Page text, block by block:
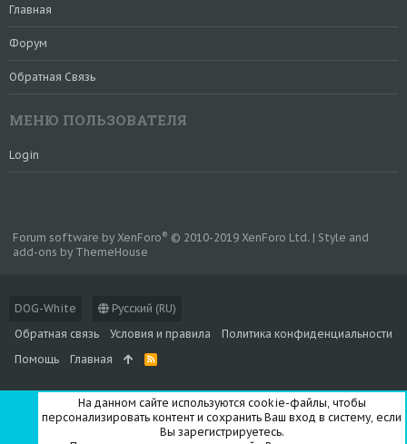
Главная
Форум
Обратная Связь
МЕНЮ ПОЛЬЗОВАТЕЛЯ
Login
DOG-White
Русский (RU)
Обратная связь
Условия и правила
Политика конфиденциальности
Помощь
Главная
R
S
Forum software by XenForo® © 2010-2019 XenForo Ltd. | Style and
add-ons by ThemeHouse
На данном сайте используются cookie-файлы, чтобы
персонализировать контент и сохранить Ваш вход в систему, если
Вы зарегистрируетесь.